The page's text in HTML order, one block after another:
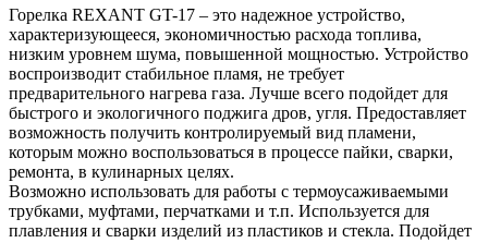
Горелка REXANT GT-17 – это надежное устройство,
характеризующееся, экономичностью расхода топлива,
низким уровнем шума, повышенной мощностью. Устройство
воспроизводит стабильное пламя, не требует
предварительного нагрева газа. Лучше всего подойдет для
быстрого и экологичного поджига дров, угля. Предоставляет
возможность получить контролируемый вид пламени,
которым можно воспользоваться в процессе пайки, сварки,
ремонта, в кулинарных целях.
Возможно использовать для работы с термоусаживаемыми
трубками, муфтами, перчатками и т.п. Используется для
плавления и сварки изделий из пластиков и стекла. Подойдет